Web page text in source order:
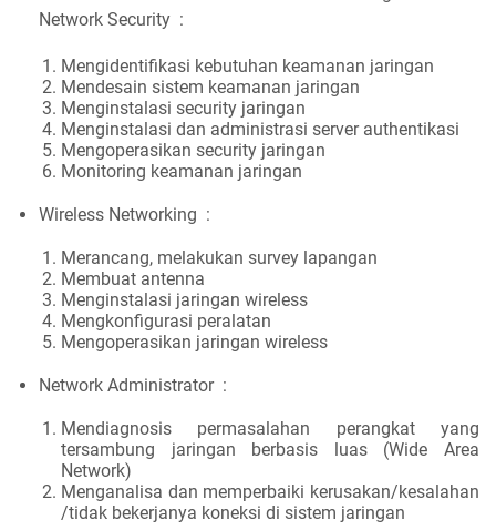
Network Security :
Mengidentifikasi kebutuhan keamanan jaringan
Mendesain sistem keamanan jaringan
Menginstalasi security jaringan
Menginstalasi dan administrasi server authentikasi
Mengoperasikan security jaringan
Monitoring keamanan jaringan
Wireless Networking :
Merancang, melakukan survey lapangan
Membuat antenna
Menginstalasi jaringan wireless
Mengkonfigurasi peralatan
Mengoperasikan jaringan wireless
Network Administrator :
Mendiagnosis permasalahan perangkat yang
tersambung jaringan berbasis luas (Wide Area
Network)
Menganalisa dan memperbaiki kerusakan/kesalahan
/tidak bekerjanya koneksi di sistem jaringan